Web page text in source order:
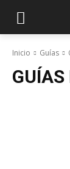
Inicio Guías
GUÍAS